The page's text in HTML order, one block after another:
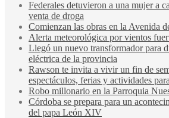
Federales detuvieron a una mujer a
venta de droga
Comienzan las obras en la Avenida
Alerta meteorológica por vientos
Llegó un nuevo transformador para
eléctrica de la provincia
Rawson te invita a vivir un fin de
espectáculos, ferias y actividades
Robo millonario en la Parroquia
Córdoba se prepara para un
del papa León XIV